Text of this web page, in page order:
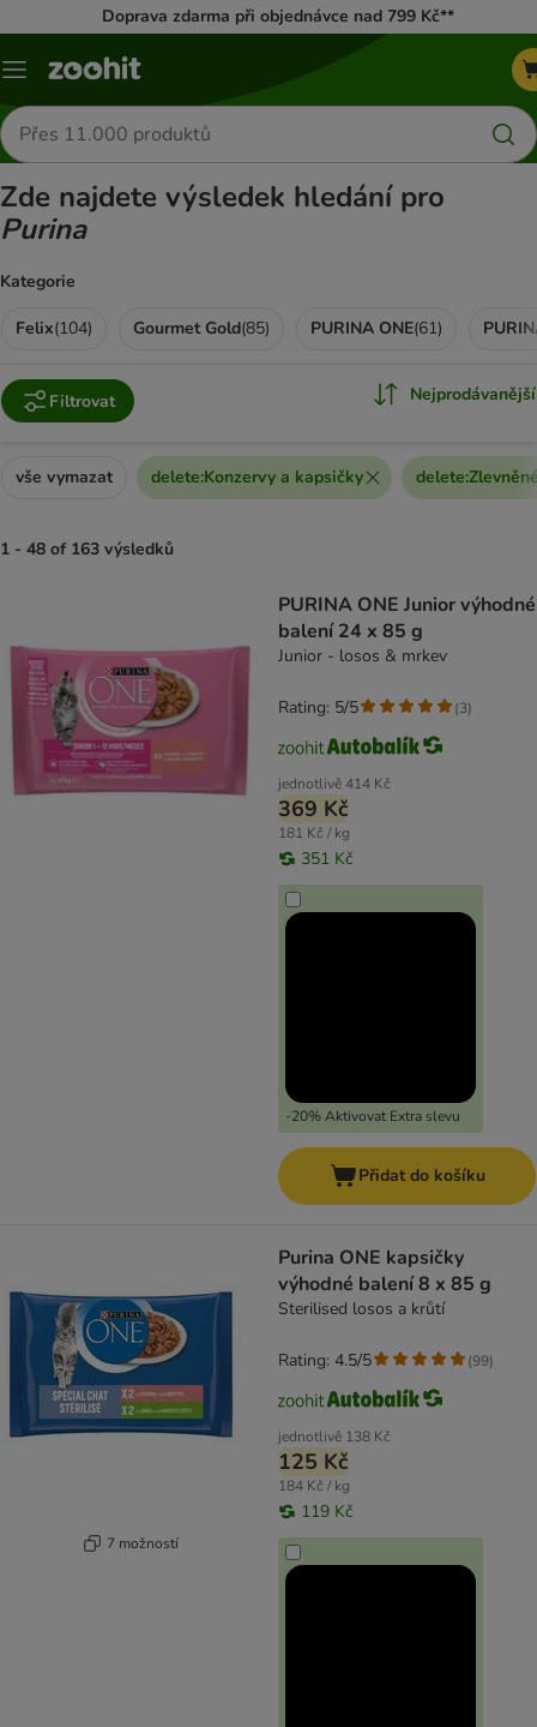
Doprava zdarma při objednávce nad 799 Kč**
Menu
Hledat
produkty
Zde najdete výsledek hledání pro
Purina
Kategorie
Felix(104) Gourmet Gold(85) PURINA ONE(61)
Filtrovat Nejprodávanější
vše vymazat delete:Konzervy a kapsičky delete:
1 - 48 of 163 výsledků
PURINA ONE Junior výhodné
balení 24 x 85 g
Junior - losos & mrkev
jednotlivě414 Kč
369 Kč
181 Kč / kg
351 Kč
-20% Aktivovat Extra slevu
Rating: 5/5 (3)
Přidat do košíku
7 možností
Purina ONE kapsičky
výhodné balení 8 x 85 g
Sterilised losos a krůtí
jednotlivě 138 Kč
125 Kč
184 Kč / kg
119 Kč
Rating: 4.5/5 (99)